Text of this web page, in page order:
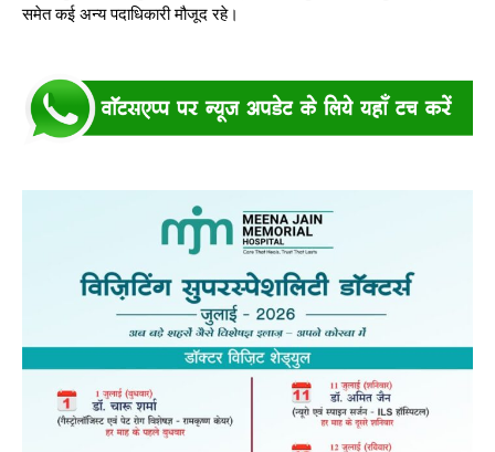
समेत कई अन्य पदाधिकारी मौजूद रहे।